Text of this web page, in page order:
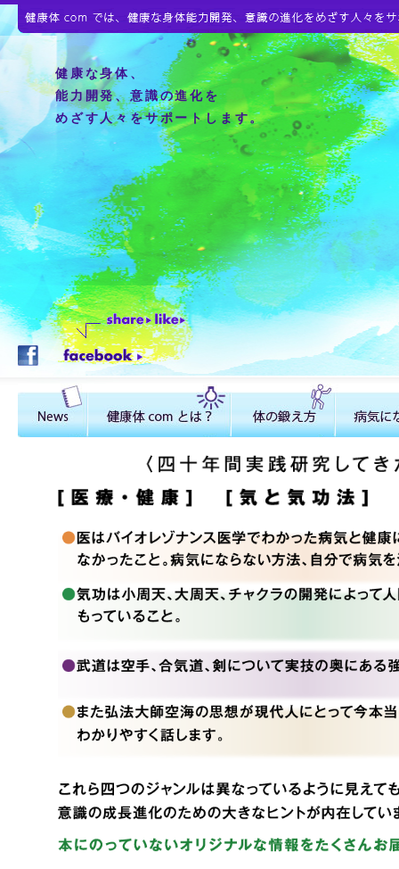
健康な身体、
能力開発、意識の進化を
めざす人々をサポートします。